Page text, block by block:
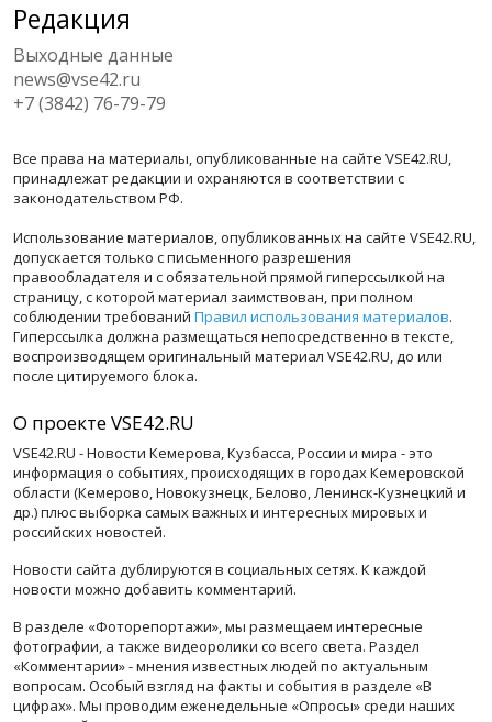
Редакция
Выходные данные
news@vse42.ru
+7 (3842) 76-79-79
Все права на материалы, опубликованные на сайте VSE42.RU,
принадлежат редакции и охраняются в соответствии с
законодательством РФ.
Использование материалов, опубликованных на сайте VSE42.RU,
допускается только с письменного разрешения
правообладателя и с обязательной прямой гиперссылкой на
страницу, с которой материал заимствован, при полном
соблюдении требований Правил использования материалов.
Гиперссылка должна размещаться непосредственно в тексте,
воспроизводящем оригинальный материал VSE42.RU, до или
после цитируемого блока.
О проекте VSE42.RU
VSE42.RU - Новости Кемерова, Кузбасса, России и мира - это
информация о событиях, происходящих в городах Кемеровской
области (Кемерово, Новокузнецк, Белово, Ленинск-Кузнецкий и
др.) плюс выборка самых важных и интересных мировых и
российских новостей.
Новости сайта дублируются в социальных сетях. К каждой
новости можно добавить комментарий.
В разделе «Фоторепортажи», мы размещаем интересные
фотографии, а также видеоролики со всего света. Раздел
«Комментарии» - мнения известных людей по актуальным
вопросам. Особый взгляд на факты и события в разделе «В
цифрах». Мы проводим еженедельные «Опросы» среди наших